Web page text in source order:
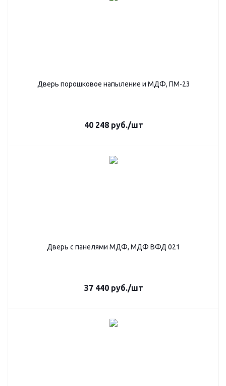
Дверь порошковое напыление и МДФ, ПМ-23
40 248руб./шт
Дверь с панелями МДФ, МДФ ВФД 021
37 440руб./шт